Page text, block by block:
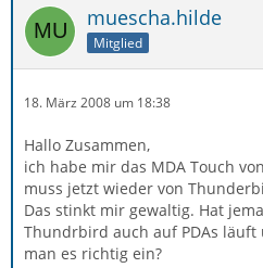
muescha.hilde
Mitglied
18. März 2008 um 18:38
Hallo Zusammen,
ich habe mir das MDA Touch
muss jetzt wieder von
Das stinkt mir gewaltig. Hat
Thundrbird auch auf PDAs
man es richtig ein?